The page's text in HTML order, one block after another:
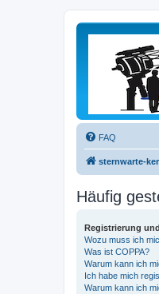
FAQ
sternwarte-
Häufig
Registrierung
Wozu muss ich
Was ist COPPA?
Warum kann ich
Ich habe mich
Warum kann ich